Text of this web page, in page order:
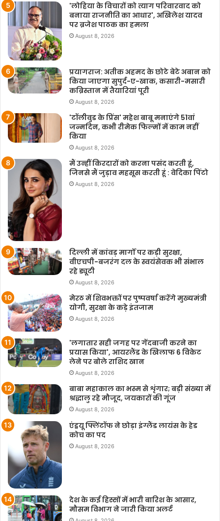
'लोहिया के विचारों को त्याग परिवारवाद को
बनाया राजनीति का आधार', अखिलेश यादव
पर ब्रजेश पाठक का हमला
August 8, 2026
प्रयागराज: अतीक अहमद के छोटे बेटे अबान को
किया जाएगा सुपुर्द-ए-खाक, कसारी-मसारी
कब्रिस्तान में तैयारियां पूरी
August 8, 2026
'टॉलीवुड के प्रिंस' महेश बाबू मनाएंगे 51वां
जन्मदिन, कभी रीमेक फिल्मों में काम नहीं
किया
August 8, 2026
मैं उन्हीं किरदारों को करना पसंद करती हूं,
जिनसे मैं जुड़ाव महसूस करती हूं : वेदिका पिंटो
August 8, 2026
दिल्ली में कांवड़ मार्गों पर कड़ी सुरक्षा,
वीएचपी-बजरंग दल के स्वयंसेवक भी संभाल
रहे ड्यूटी
August 8, 2026
मेरठ में शिवभक्तों पर पुष्पवर्षा करेंगे मुख्यमंत्री
योगी, सुरक्षा के कड़े इंतजाम
August 8, 2026
'लगातार सही जगह पर गेंदबाजी करने का
प्रयास किया', आयरलैंड के खिलाफ 6 विकेट
लेने पर बोले राशिद खान
August 8, 2026
बाबा महाकाल का भस्म से शृंगार; बड़ी संख्या में
श्रद्धालु रहे मौजूद, जयकारों की गूंज
August 8, 2026
एंड्रयू फ्लिंटॉफ ने छोड़ा इंग्लैंड लायंस के हेड
कोच का पद
August 8, 2026
देश के कई हिस्सों में भारी बारिश के आसार,
मौसम विभाग ने जारी किया अलर्ट